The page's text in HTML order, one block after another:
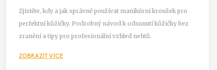
Zjistěte, kdy a jak správně používat manikúrní kroužek pro
perfektní kůžičky. Podrobný návod k odsunutí kůžičky bez
zranění a tipy pro profesionální vzhled nehtů.
ZOBRAZIT VÍCE